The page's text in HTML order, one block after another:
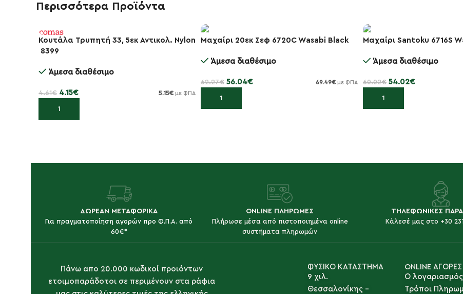
Περισσότερα Προϊόντα
Κουτάλα Τρυπητή 33, 5εκ Αντικολ. Nylon
8399
Άμεσα διαθέσιμο
4.61€ 4.15€ 5.15€ με ΦΠΑ
Προσθήκη στο καλάθι
Μαχαίρι 20εκ Σεφ 6720C Wasabi Black
Άμεσα διαθέσιμο
62.27€ 56.04€ 69.49€ με ΦΠΑ
Προσθήκη στο καλάθι
Μαχαίρι Santoku 6716S
Άμεσα διαθέσιμο
60.02€ 54.02€
Προσθήκη στο καλάθι
ΔΩΡΕΑΝ ΜΕΤΑΦΟΡΙΚΑ
Για πραγματοποίηση αγορών προ Φ.Π.Α. από
60€*
ONLINE ΠΛΗΡΩΜΕΣ
Πλήρωσε μέσα από πιστοποιημένα online
συστήματα πληρωμών
ΤΗΛΕΦΩΝΙΚΕΣ
Κάλεσέ μας στο +30
Πάνω απο 20.000 κωδικοί προιόντων
ετοιμοπαράδοτοι σε περιμένουν στα ράφια
ΦΥΣΙΚΟ ΚΑΤΑΣΤΗΜΑ
9 χιλ.
Θεσσαλονίκης -
ONLINE ΑΓΟΡΕΣ
Ο
Τρόποι